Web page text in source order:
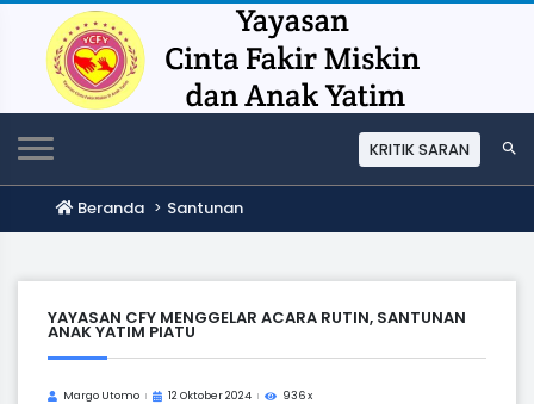
KRITIK SARAN
Beranda Santunan
YAYASAN CFY MENGGELAR ACARA RUTIN, SANTUNAN
ANAK YATIM PIATU
Margo Utomo 12 Oktober 2024 936 x